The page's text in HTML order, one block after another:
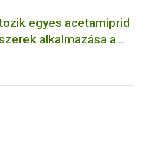
egyes acetamiprid
alkalmazása a